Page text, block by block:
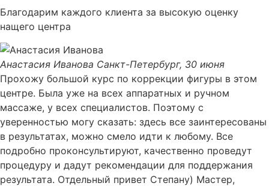
Благодарим каждого клиента за высокую оценку
нащего центра
Анастасия Иванова Санкт-Петербург, 30 июня
Прохожу большой курс по коррекции фигуры в этом
центре. Была уже на всех аппаратных и ручном
массаже, у всех специалистов. Поэтому с
уверенностью могу сказать: здесь все заинтересованы
в результатах, можно смело идти к любому. Все
подробно проконсультируют, качественно проведут
процедуру и дадут рекомендации для поддержания
результата. Отдельный привет Степану) Мастер,